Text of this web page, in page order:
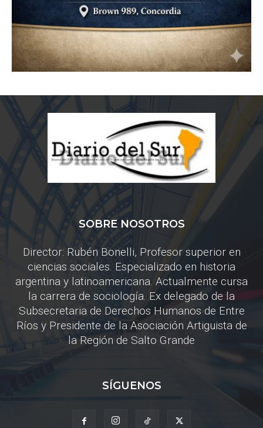
SOBRE NOSOTROS
Director: Rubén Bonelli, Profesor superior en
ciencias sociales. Especializado en historia
argentina y latinoamericana. Actualmente cursa
la carrera de sociología. Ex delegado de la
Subsecretaria de Derechos Humanos de Entre
Ríos y Presidente de la Asociación Artiguista de
la Región de Salto Grande
SÍGUENOS